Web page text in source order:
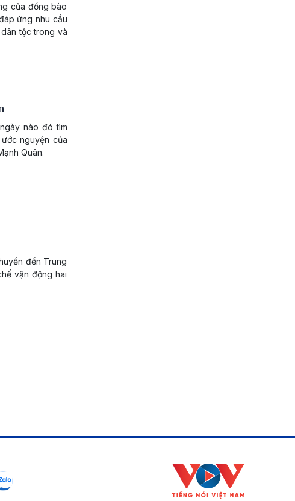
của đồng bào
ứng nhu cầu
tộc trong và
nào đó tìm
nguyện của
Quân.
đến Trung
vận động hai